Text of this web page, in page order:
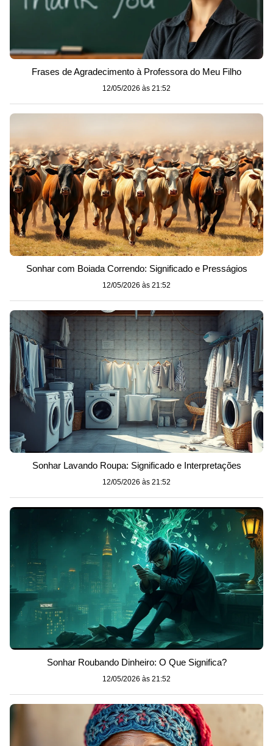
Frases de Agradecimento à Professora do Meu Filho
12/05/2026 às 21:52
Sonhar com Boiada Correndo: Significado e Presságios
12/05/2026 às 21:52
Sonhar Lavando Roupa: Significado e Interpretações
12/05/2026 às 21:52
Sonhar Roubando Dinheiro: O Que Significa?
12/05/2026 às 21:52